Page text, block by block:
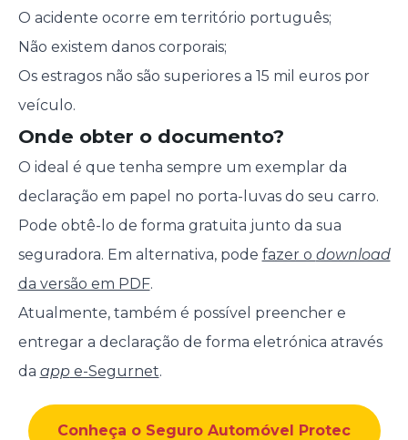
O acidente ocorre em território português;
Não existem danos corporais;
Os estragos não são superiores a 15 mil euros por
veículo.
Onde obter o documento?
O ideal é que tenha sempre um exemplar da
declaração em papel no porta-luvas do seu carro.
Pode obtê-lo de forma gratuita junto da sua
seguradora. Em alternativa, pode fazer o download
da versão em PDF.
Atualmente, também é possível preencher e
entregar a declaração de forma eletrónica através
da appe-Segurnet.
Conheça o Seguro Automóvel Protec